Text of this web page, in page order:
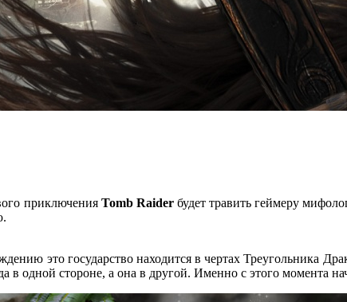
приключения Tomb Raiderбудет травить геймеру
это государство находится в чертах Треугольника
в одной стороне, а она в другой. Именно с этого момента